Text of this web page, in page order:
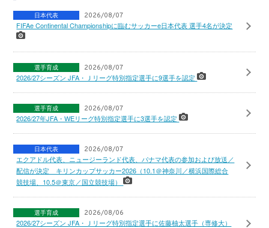
日本代表 2026/08/07
FIFAe Continental Championshipに臨むサッカーe日本代表 選手4名が決定
選手育成 2026/08/07
2026/27シーズン JFA・Ｊリーグ特別指定選手に9選手を認定
選手育成 2026/08/07
2026/27年JFA・WEリーグ特別指定選手に3選手を認定
日本代表 2026/08/07
エクアドル代表、ニュージーランド代表、パナマ代表の参加および放送／
配信が決定 キリンカップサッカー2026（10.1＠神奈川／横浜国際総合
競技場、10.5＠東京／国立競技場）
選手育成 2026/08/06
2026/27シーズン JFA・Ｊリーグ特別指定選手に佐藤柚太選手（専修大）